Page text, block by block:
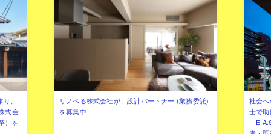
、
式会
）を
リノベる株式会社が、設計パートナー (業務委託)
を募集中
社会
士で
「